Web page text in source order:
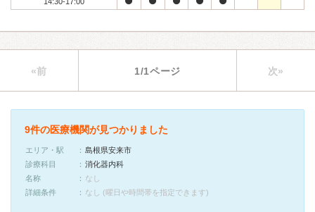
«前 1/1ページ 次»
9件の医療機関が見つかりました
エリア・駅
島根県安来市
診療科目
消化器内科
名称
なし
詳細条件
なし (曜日や時間帯を指定できます)